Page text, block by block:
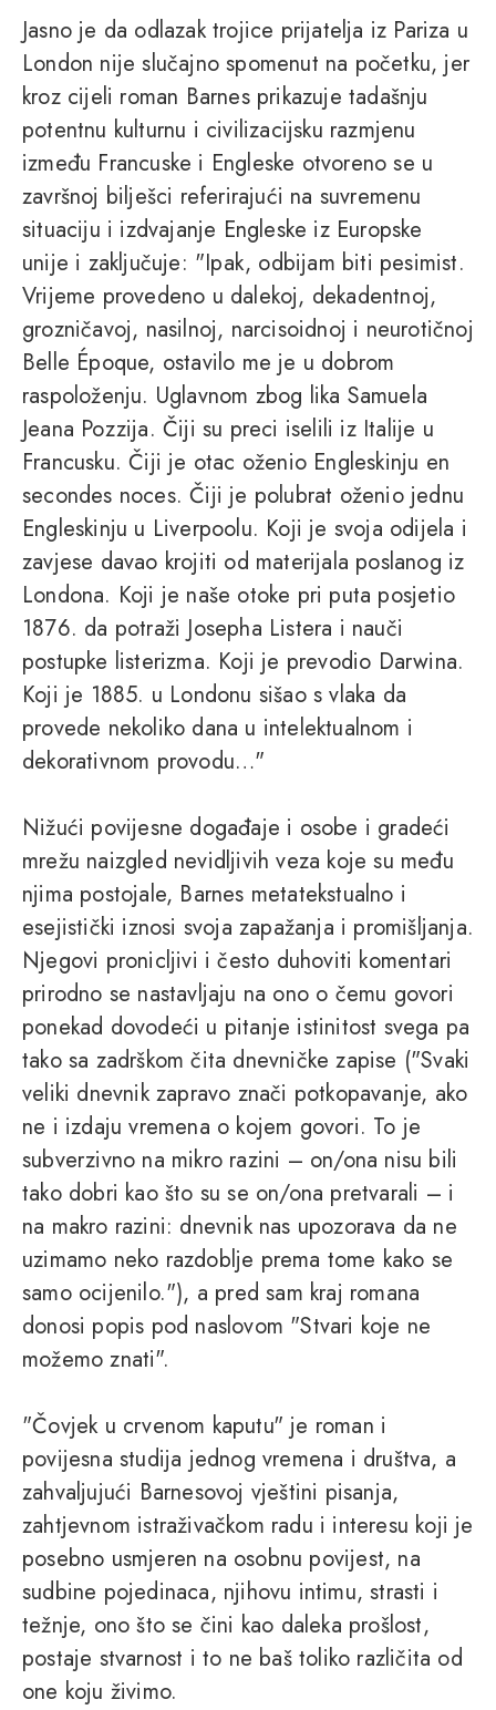
Jasno je da odlazak trojice prijatelja iz Pariza u
London nije slučajno spomenut na početku, jer
kroz cijeli roman Barnes prikazuje tadašnju
potentnu kulturnu i civilizacijsku razmjenu
između Francuske i Engleske otvoreno se u
završnoj bilješci referirajući na suvremenu
situaciju i izdvajanje Engleske iz Europske
unije i zaključuje: "Ipak, odbijam biti pesimist.
Vrijeme provedeno u dalekoj, dekadentnoj,
grozničavoj, nasilnoj, narcisoidnoj i neurotičnoj
Belle Époque, ostavilo me je u dobrom
raspoloženju. Uglavnom zbog lika Samuela
Jeana Pozzija. Čiji su preci iselili iz Italije u
Francusku. Čiji je otac oženio Engleskinju en
secondes noces. Čiji je polubrat oženio jednu
Engleskinju u Liverpoolu. Koji je svoja odijela i
zavjese davao krojiti od materijala poslanog iz
Londona. Koji je naše otoke pri puta posjetio
1876. da potraži Josepha Listera i nauči
postupke listerizma. Koji je prevodio Darwina.
Koji je 1885. u Londonu sišao s vlaka da
provede nekoliko dana u intelektualnom i
dekorativnom provodu…"
Nižući povijesne događaje i osobe i gradeći
mrežu naizgled nevidljivih veza koje su među
njima postojale, Barnes metatekstualno i
esejistički iznosi svoja zapažanja i promišljanja.
Njegovi pronicljivi i često duhoviti komentari
prirodno se nastavljaju na ono o čemu govori
ponekad dovodeći u pitanje istinitost svega pa
tako sa zadrškom čita dnevničke zapise ("Svaki
veliki dnevnik zapravo znači potkopavanje, ako
ne i izdaju vremena o kojem govori. To je
subverzivno na mikro razini – on/ona nisu bili
tako dobri kao što su se on/ona pretvarali – i
na makro razini: dnevnik nas upozorava da ne
uzimamo neko razdoblje prema tome kako se
samo ocijenilo."), a pred sam kraj romana
donosi popis pod naslovom "Stvari koje ne
možemo znati".
"Čovjek u crvenom kaputu" je roman i
povijesna studija jednog vremena i društva, a
zahvaljujući Barnesovoj vještini pisanja,
zahtjevnom istraživačkom radu i interesu koji je
posebno usmjeren na osobnu povijest, na
sudbine pojedinaca, njihovu intimu, strasti i
težnje, ono što se čini kao daleka prošlost,
postaje stvarnost i to ne baš toliko različita od
one koju živimo.